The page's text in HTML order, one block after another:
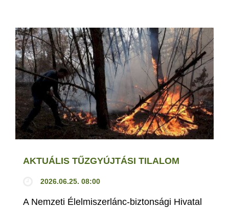
AKTUÁLIS TŰZGYÚJTÁSI TILALOM
2026.06.25. 08:00
A Nemzeti Élelmiszerlánc-biztonsági Hivatal